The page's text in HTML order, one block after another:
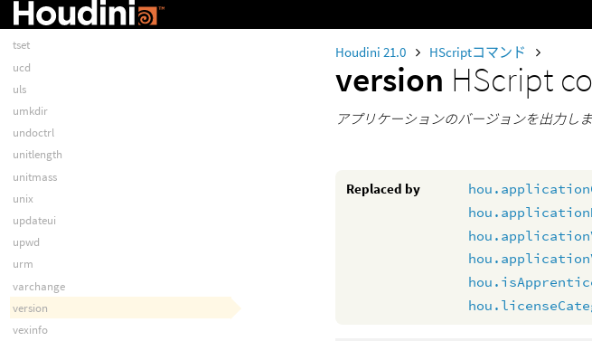
Houdini 21.0 HScriptコマンド
version HScript
アプリケーションのバージョンを出力しま
Replaced by
treecontrol
tset
ucd
uls
umkdir
undoctrl
unitlength
unitmass
unix
updateui
upwd
urm
varchange
version
vexinfo